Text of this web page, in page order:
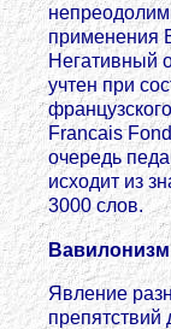
применения
Негативный
учтен при
Francais
очередь
исходит из
3000 слов.
Явление
препятствий